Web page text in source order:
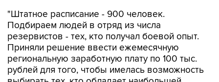
"Штатное расписание - 900 человек.
Подбираем людей в отряд из числа
резервистов - тех, кто получал боевой опыт.
Приняли решение ввести ежемесячную
региональную заработную плату по 100 тыс.
рублей для того, чтобы имелась возможность